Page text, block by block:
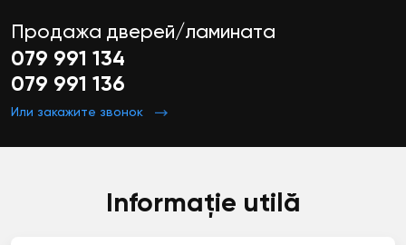
Продажа дверей/ламината
079 991 134
079 991 136
Или закажите звонок
Informație utilă